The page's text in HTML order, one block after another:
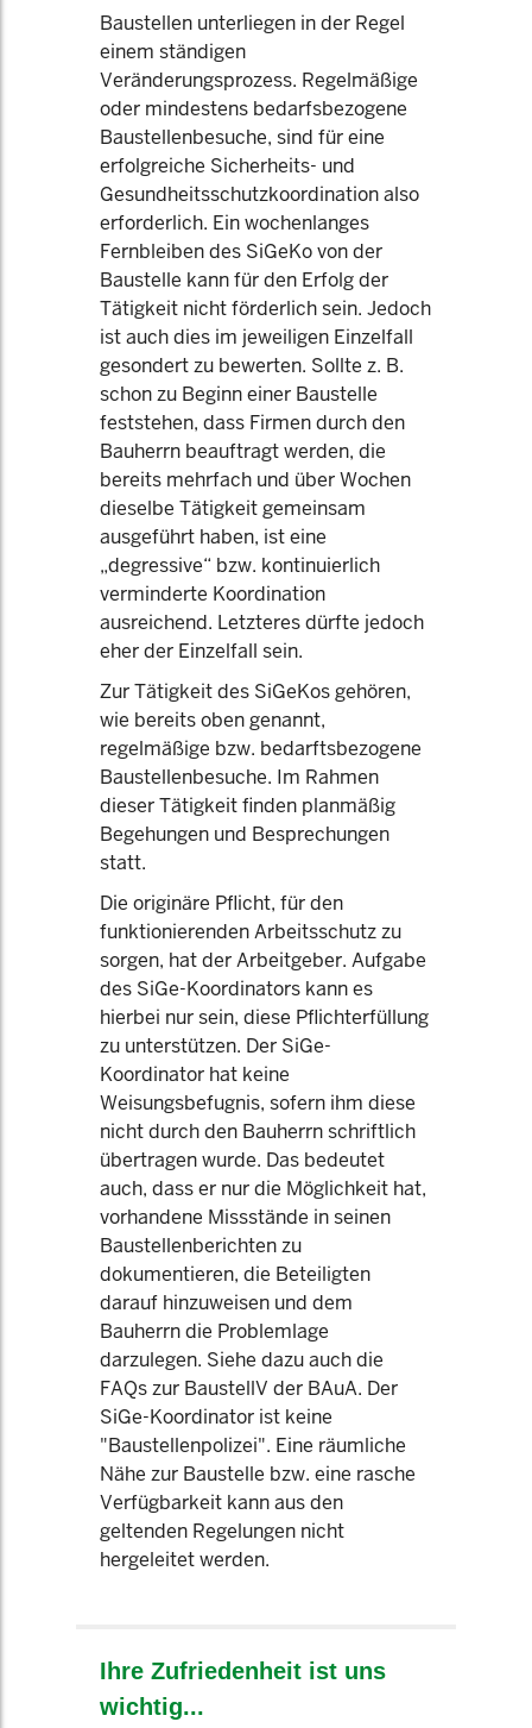
Baustellen unterliegen in der Regel
einem ständigen
Veränderungsprozess. Regelmäßige
oder mindestens bedarfsbezogene
Baustellenbesuche, sind für eine
erfolgreiche Sicherheits- und
Gesundheitsschutzkoordination also
erforderlich. Ein wochenlanges
Fernbleiben des SiGeKo von der
Baustelle kann für den Erfolg der
Tätigkeit nicht förderlich sein. Jedoch
ist auch dies im jeweiligen Einzelfall
gesondert zu bewerten. Sollte z. B.
schon zu Beginn einer Baustelle
feststehen, dass Firmen durch den
Bauherrn beauftragt werden, die
bereits mehrfach und über Wochen
dieselbe Tätigkeit gemeinsam
ausgeführt haben, ist eine
„degressive“ bzw. kontinuierlich
verminderte Koordination
ausreichend. Letzteres dürfte jedoch
eher der Einzelfall sein.
Zur Tätigkeit des SiGeKos gehören,
wie bereits oben genannt,
regelmäßige bzw. bedarftsbezogene
Baustellenbesuche. Im Rahmen
dieser Tätigkeit finden planmäßig
Begehungen und Besprechungen
statt.
Die originäre Pflicht, für den
funktionierenden Arbeitsschutz zu
sorgen, hat der Arbeitgeber. Aufgabe
des SiGe-Koordinators kann es
hierbei nur sein, diese Pflichterfüllung
zu unterstützen. Der SiGe-
Koordinator hat keine
Weisungsbefugnis, sofern ihm diese
nicht durch den Bauherrn schriftlich
übertragen wurde. Das bedeutet
auch, dass er nur die Möglichkeit hat,
vorhandene Missstände in seinen
Baustellenberichten zu
dokumentieren, die Beteiligten
darauf hinzuweisen und dem
Bauherrn die Problemlage
darzulegen. Siehe dazu auch die
FAQs zur BaustellV der BAuA. Der
SiGe-Koordinator ist keine
"Baustellenpolizei". Eine räumliche
Nähe zur Baustelle bzw. eine rasche
Verfügbarkeit kann aus den
geltenden Regelungen nicht
hergeleitet werden.